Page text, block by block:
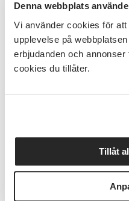
Denna webbplats
Vi använder cookies för
upplevelse på
erbjudanden och
cookies du tillåter.
Tillåt
verktyg du har hemma.
Ett förkläde om du har
Att tänka på
Kursledaren har
i god tid innan kursen
Slöjdlärarseminariet där
kurslokalen ligger på nr
NÄR, VAR, HUR
Datum: 14-15 november